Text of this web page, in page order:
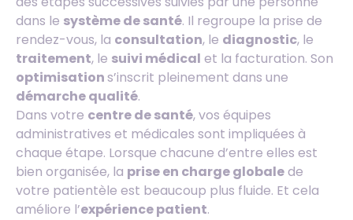
dans le système de santé. Il regroupe la prise de
rendez-vous, la consultation, le diagnostic, le
traitement, le suivi médical et la facturation. Son
optimisations’inscrit pleinement dans une
démarche qualité.
Dans votre centre de santé, vos équipes
administratives et médicales sont impliquées à
chaque étape. Lorsque chacune d’entre elles est
bien organisée, la prise en charge globalede
votre patientèle est beaucoup plus fluide. Et cela
améliore l’expérience patient.